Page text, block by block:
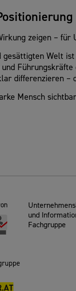
zeigen – für
gesättigten Welt
differenzieren –
Mensch
und
Fachgruppe